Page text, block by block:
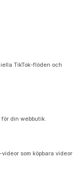
TikTok-flöden och
din webbutik.
som köpbara videor